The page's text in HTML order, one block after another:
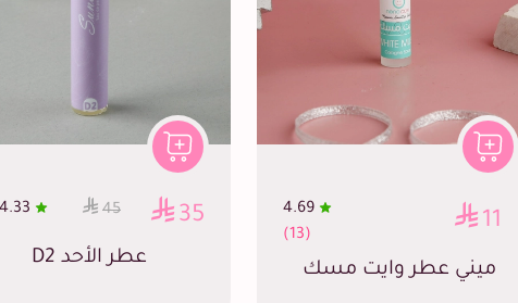
11
4.69
(13)
ميني عطر وايت مسك
35
45
4.33
عطر الأحد D2